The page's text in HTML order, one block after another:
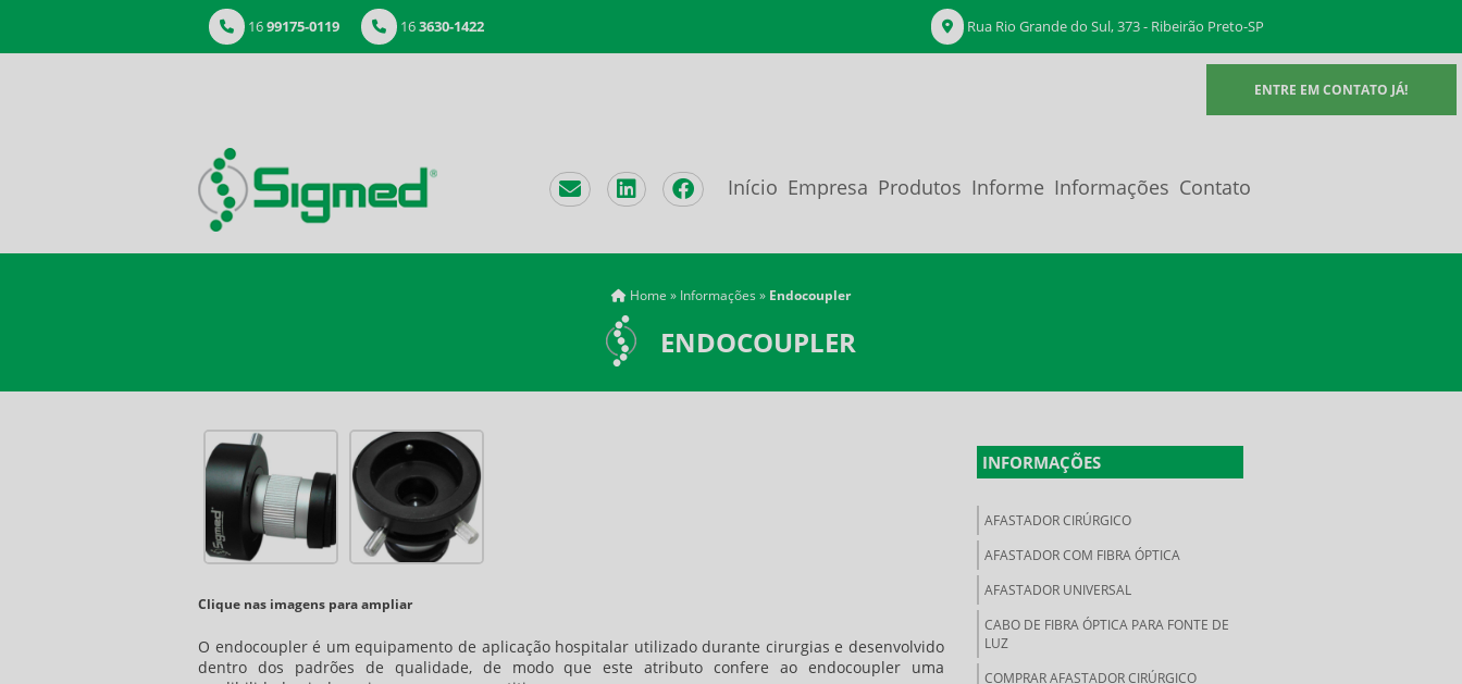
Rua Rio Grande do Sul, 373 - Ribeirão Preto-SP
1699175-0119 163630-1422
ENTRE EM CONTATO JÁ!
Início Empresa Produtos Informe Informações Contato
Home » Informações » Endocoupler
ENDOCOUPLER
Clique nas imagens para ampliar
O endocoupleré um equipamento de aplicação hospitalar utilizado durante cirurgias e desenvolvido
dentro dos padrões de qualidade, de modo que este atributo confere aoendocoupler uma
INFORMAÇÕES
AFASTADOR CIRÚRGICO
AFASTADOR COM FIBRA ÓPTICA
AFASTADOR UNIVERSAL
CABO DE FIBRA ÓPTICA PARA FONTE DE
LUZ
COMPRAR AFASTADOR CIRÚRGICO